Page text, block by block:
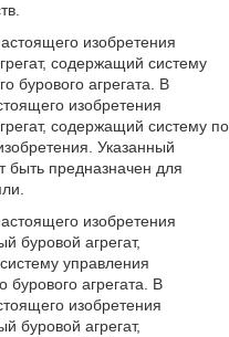
изобретения
содержащий систему
бурового агрегата. В
изобретения
содержащий систему по
Указанный
быть предназначен для
изобретения
буровой агрегат,
управления
бурового агрегата. В
изобретения
буровой агрегат,